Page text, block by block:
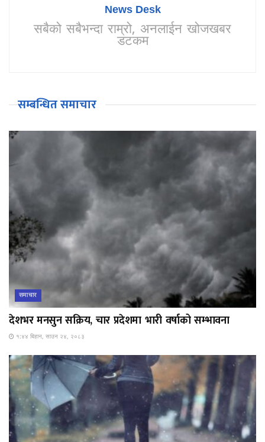
News Desk
सबैको सबैभन्दा राम्रो, अनलाईन खोजखबर
डटकम
सम्बन्धित समाचार
समाचार
देशभर मनसुन सक्रिय, चार प्रदेशमा भारी वर्षाको सम्भावना
१:४४ बिहान, साउन २४, २०८३